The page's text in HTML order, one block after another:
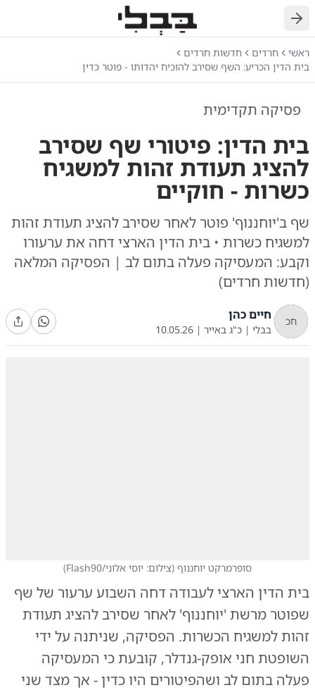
חזרה
ראשי חרדים
חדשות חרדים
בית הדין הכריע: השף שסירב להוכיח יהדותו - פוטר כדין
פסיקה תקדימית
בית הדין: פיטורי שף שסירב
להציג תעודת זהות למשגיח
כשרות - חוקיים
שף ב'יוחננוף' פוטר לאחר שסירב להציג תעודת זהות
למשגיח כשרות • בית הדין הארצי דחה את ערעורו
וקבע: המעסיקה פעלה בתום לב | הפסיקה המלאה
(חדשות חרדים)
חכ חיים כהן
בבלי | כ"ג באייר |
10.05.26
סופרמרקט יוחננוף (צילום: יוסי אלוני/Flash90 )
בית הדין הארצי לעבודה דחה השבוע ערעור של שף
שפוטר מרשת 'יוחננוף' לאחר שסירב להציג תעודת
זהות למשגיח הכשרות. הפסיקה, שניתנה על ידי
השופטת חני אופק-גנדלר, קובעת כי המעסיקה
פעלה בתום לב ושהפיטורים היו כדין - אך מצד שני